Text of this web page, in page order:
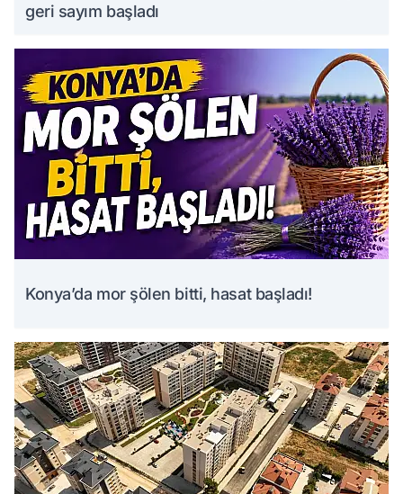
geri sayım başladı
Konya’da mor şölen bitti, hasat başladı!